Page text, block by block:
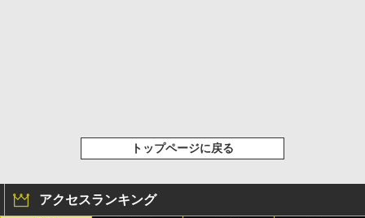
トップページに戻る
アクセスランキング